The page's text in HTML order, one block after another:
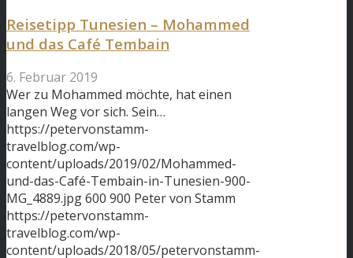
Reisetipp Tunesien – Mohammed
und das Café Tembain
6. Februar 2019
Wer zu Mohammed möchte, hat einen
langen Weg vor sich. Sein…
https://petervonstamm-
travelblog.com/wp-
content/uploads/2019/02/Mohammed-
und-das-Café-Tembain-in-Tunesien-900-
MG_4889.jpg600 900 Peter von Stamm
https://petervonstamm-
travelblog.com/wp-
content/uploads/2018/05/petervonstamm-